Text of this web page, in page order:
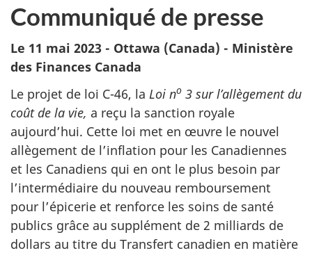
Communiqué de presse
Le 11 mai 2023 - Ottawa (Canada) - Ministère
des Finances Canada
Le projet de loi C-46, la Loi no 3 sur l’allègement du
coût de la vie, a reçu la sanction royale
aujourd’hui. Cette loi met en œuvre le nouvel
allègement de l’inflation pour les Canadiennes
et les Canadiens qui en ont le plus besoin par
l’intermédiaire du nouveau remboursement
pour l’épicerie et renforce les soins de santé
publics grâce au supplément de 2 milliards de
dollars au titre du Transfert canadien en matière